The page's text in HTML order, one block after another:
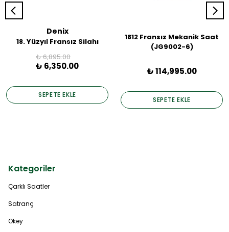
Denix
18. Yüzyıl Fransız Silahı
₺ 6,895.00
₺ 6,350.00
SEPETE EKLE
1812 Fransız Mekanik Saat
(JG9002-6)
₺ 114,995.00
SEPETE EKLE
Kategoriler
Çarklı Saatler
Satranç
Okey